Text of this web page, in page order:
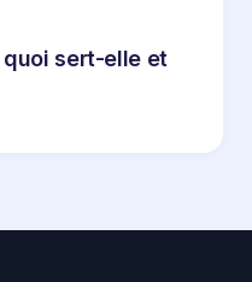
sert-elle et